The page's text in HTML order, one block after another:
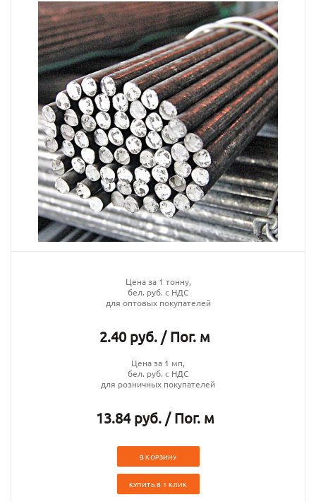
Цена за 1 тонну,
бел. руб. с НДС
для оптовых покупателей
2.40 руб. / Пог. м
Цена за 1 мп,
бел. руб. с НДС
для розничных покупателей
13.84 руб. / Пог. м
В КОРЗИНУ
КУПИТЬ В 1 КЛИК